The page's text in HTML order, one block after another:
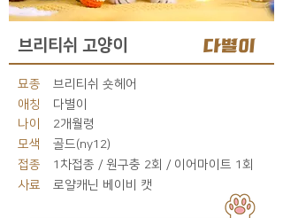
브리티쉬 고양이 다별이
묘종
브리티쉬 숏헤어
애칭
다별이
나이
2개월령
모색
골드(ny12)
접종
1차접종 / 원구충 2회 / 이어마이트 1회
사료
로얄캐닌 베이비 캣